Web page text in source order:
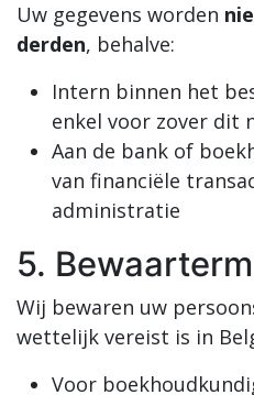
Uw gegevens worden
derden, behalve:
Intern binnen het
enkel voor zover dit
Aan de bank of
van financiële
administratie
5.
Wij bewaren uw
wettelijk vereist is in
Voor